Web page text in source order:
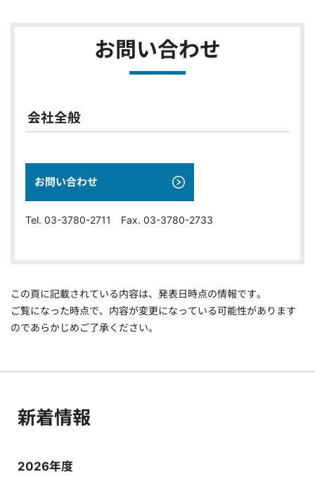
お問い合わせ
会社全般
お問い合わせ
Tel. 03-3780-2711 Fax. 03-3780-2733
この頁に記載されている内容は、発表日時点の情報です。
ご覧になった時点で、内容が変更になっている可能性があります
のであらかじめご了承ください。
新着情報
2026年度